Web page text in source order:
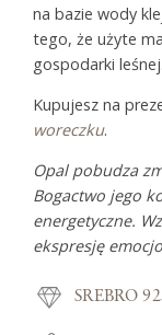
na bazie wody
tego, że użyte
gospodarki leśnej.
Kupujesz na
woreczku.
Opal pobudza
Bogactwo jego
energetyczne.
ekspresję
SREBRO